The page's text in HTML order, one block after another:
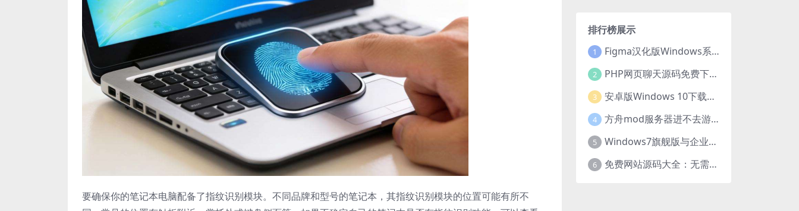
要确保你的笔记本电脑配备了指纹识别模块。不同品牌和型号的笔记本，其指纹识别模块的位置可能有所不
排行榜展示
1 Figma汉化版Windows系统下载安装全攻略
2 PHP网页聊天源码免费下载，开启便捷在线聊天开发之旅
3 安卓版Windows 10下载安装全攻略
4 方舟mod服务器进不去游戏？这些原因和解决办法你得知道
5 Windows7旗舰版与企业版大揭秘：差异之处全知晓
6 免费网站源码大全：无需下载，海量资源轻松获取